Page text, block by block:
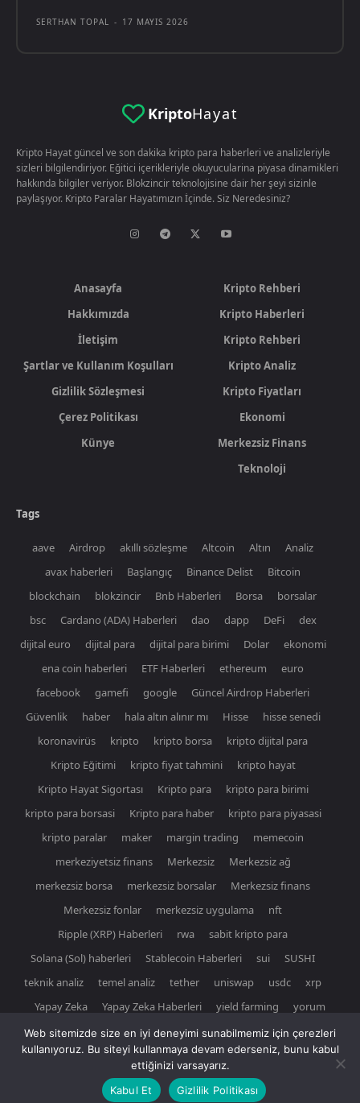
SERTHAN TOPAL - 17 MAYIS 2026
KriptoHayat
Kripto Hayat güncel ve son dakika kripto para haberleri ve analizleriyle
sizleri bilgilendiriyor. Eğitici içerikleriyle okuyucularina piyasa dinamikleri
hakkında bilgiler veriyor. Blokzincir teknolojisine dair her şeyi sizinle
paylaşıyor. Kripto Paralar Hayatımızın İçinde. Siz Neredesiniz?
Anasayfa
Hakkımızda
İletişim
Şartlar ve Kullanım Koşulları
Gizlilik Sözleşmesi
Çerez Politikası
Künye
Kripto Rehberi
Kripto Haberleri
Kripto Rehberi
Kripto Analiz
Kripto Fiyatları
Ekonomi
Merkezsiz Finans
Teknoloji
Tags
aave Airdrop akıllı sözleşme Altcoin Altın
Analiz
avax haberleri
Başlangıç Binance Delist
Bitcoin
blockchain
blokzincir Bnb Haberleri Borsa
borsalar
bsc
Cardano (ADA) Haberleri dao dapp DeFi
dex
dijital euro
dijital para dijital para birimi Dolar
ekonomi
ena coin haberleri
ETF Haberleri ethereum
euro
facebook
gamefi google
Güncel Airdrop Haberleri
Güvenlik
haber hala altın alınır mı Hisse
hisse senedi
koronavirüs
kripto kripto borsa
kripto dijital para
Kripto Eğitimi
kripto fiyat tahmini
kripto hayat
Kripto Hayat Sigortası
Kripto para
kripto para birimi
kripto para borsasi
Kripto para haber
kripto para piyasasi
kripto paralar
maker margin trading
memecoin
merkeziyetsiz finans
Merkezsiz
Merkezsiz ağ
merkezsiz borsa
merkezsiz borsalar
Merkezsiz finans
Merkezsiz fonlar
merkezsiz uygulama
nft
Ripple (XRP) Haberleri
rwa
sabit kripto para
Solana (Sol) haberleri
Stablecoin Haberleri sui
SUSHI
teknik analiz
temel analiz tether uniswap usdc
xrp
Yapay Zeka
Yapay Zeka Haberleri yield farming yorum
© Newspaper WordPress Theme by TagDiv
Web sitemizde size en iyi deneyimi sunabilmemiz için çerezleri
kullanıyoruz. Bu siteyi kullanmaya devam ederseniz, bunu kabul
ettiğinizi varsayarız.
Kabul Et
Gizlilik Politikası